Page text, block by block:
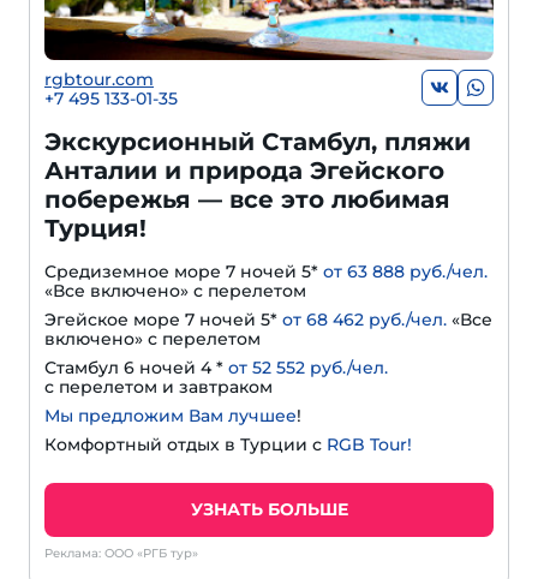
rgbtour.com
+7 495 133-01-35
Экскурсионный Стамбул, пляжи
Анталии и природа Эгейского
побережья — все это любимая
Турция!
Средиземное море 7 ночей 5* от 63 888 руб./чел.
«Все включено» с перелетом
Эгейское море 7 ночей 5* от 68 462 руб./чел. «Все
включено» с перелетом
Стамбул 6 ночей 4 * от 52 552 руб./чел.
с перелетом и завтраком
Мы предложим Вам лучшее!
Комфортный отдых в Турции с RGB Tour!
УЗНАТЬ БОЛЬШЕ
Реклама: ООО «РГБ тур»